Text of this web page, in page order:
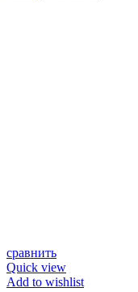
сравнить
Quick view
Add to wishlist